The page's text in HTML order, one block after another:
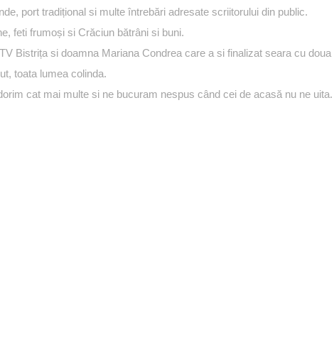
port tradițional si multe întrebări adresate scriitorului din public.
feti frumoși si Crăciun bătrâni si buni.
Bistrița si doamna Mariana Condrea care a si finalizat seara cu
toata lumea colinda.
cat mai multe si ne bucuram nespus când cei de acasă nu ne uita.